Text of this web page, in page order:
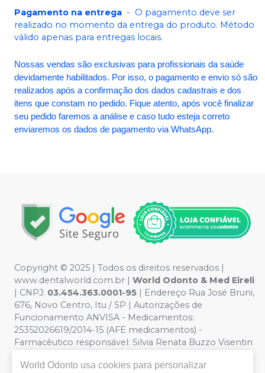
Pagamento na entrega - O pagamento deve ser
realizado no momento da entrega do produto. Método
válido apenas para entregas locais.
Nossas vendas são exclusivas para profissionais da saúde
devidamente habilitados. Por isso, o pagamento e envio só são
realizados após a confirmação dos dados cadastrais e dos
itens que constam no pedido. Fique atento, após você finalizar
seu pedido faremos a análise e caso tudo esteja correto
enviaremos os dados de pagamento via WhatsApp.
Copyright © 2025 | Todos os direitos reservados |
www.dentalworld.com.br | World Odonto & Med Eireli
| CNPJ: 03.454.363.0001-95 | Endereço Rua José Bruni,
676, Novo Centro, Itu / SP | Autorizações de
Funcionamento ANVISA - Medicamentos:
25352026619/2014-15 (AFE medicamentos) -
Farmacêutico responsável: Silvia Renata Buzzo Visentin
Segurança - Fotos meramente ilustrativas - Os preços e
World Odonto usa cookies para personalizar